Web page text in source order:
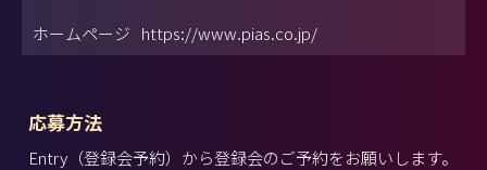
ホームページ https://www.pias.co.jp/
応募方法
Entry（登録会予約）から登録会のご予約をお願いします。